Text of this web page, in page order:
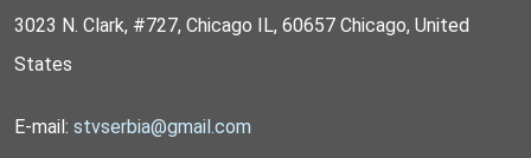
3023 N. Clark, #727, Chicago IL, 60657 Chicago, United
States
E-mail: stvserbia@gmail.com